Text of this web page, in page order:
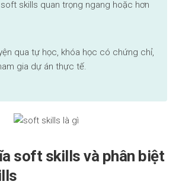
skills quan trọng ngang hoặc hơn
qua tự học, khóa học có chứng chỉ,
gia dự án thực tế.
soft skills và phân biệt